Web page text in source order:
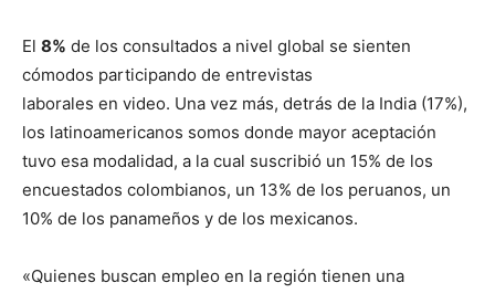
El 8% de los consultados a nivel global se sienten
cómodos participando de entrevistas
laborales en video. Una vez más, detrás de la India (17%),
los latinoamericanos somos donde mayor aceptación
tuvo esa modalidad, a la cual suscribió un 15% de los
encuestados colombianos, un 13% de los peruanos, un
10% de los panameños y de los mexicanos.
«Quienes buscan empleo en la región tienen una